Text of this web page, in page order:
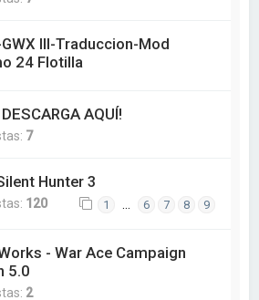
GWX III-Traduccion-Mod
24 Flotilla
AQUÍ!
7
Hunter 3
120 1 6 7 8 9
- War Ace Campaign
5.0
2